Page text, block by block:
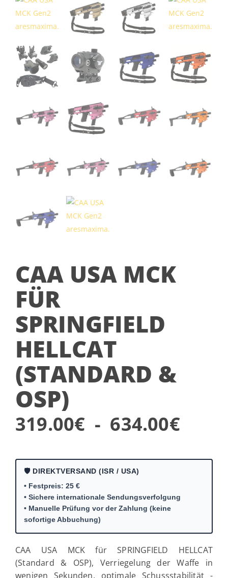
CAA USA MCK
FÜR
SPRINGFIELD
HELLCAT
(STANDARD &
OSP)
319.00€ - 634.00€
bis
€
🛡️ DIREKTVERSAND (ISR / USA)
• Festpreis: 25 €
• Sichere internationale Sendungsverfolgung
• Manuelle Prüfung vor der Zahlung (keine
sofortige Abbuchung)
CAA USA MCK für SPRINGFIELD HELLCAT
(Standard & OSP), Verriegelung der Waffe in
wenigen Sekunden, optimale Schussstabilität -